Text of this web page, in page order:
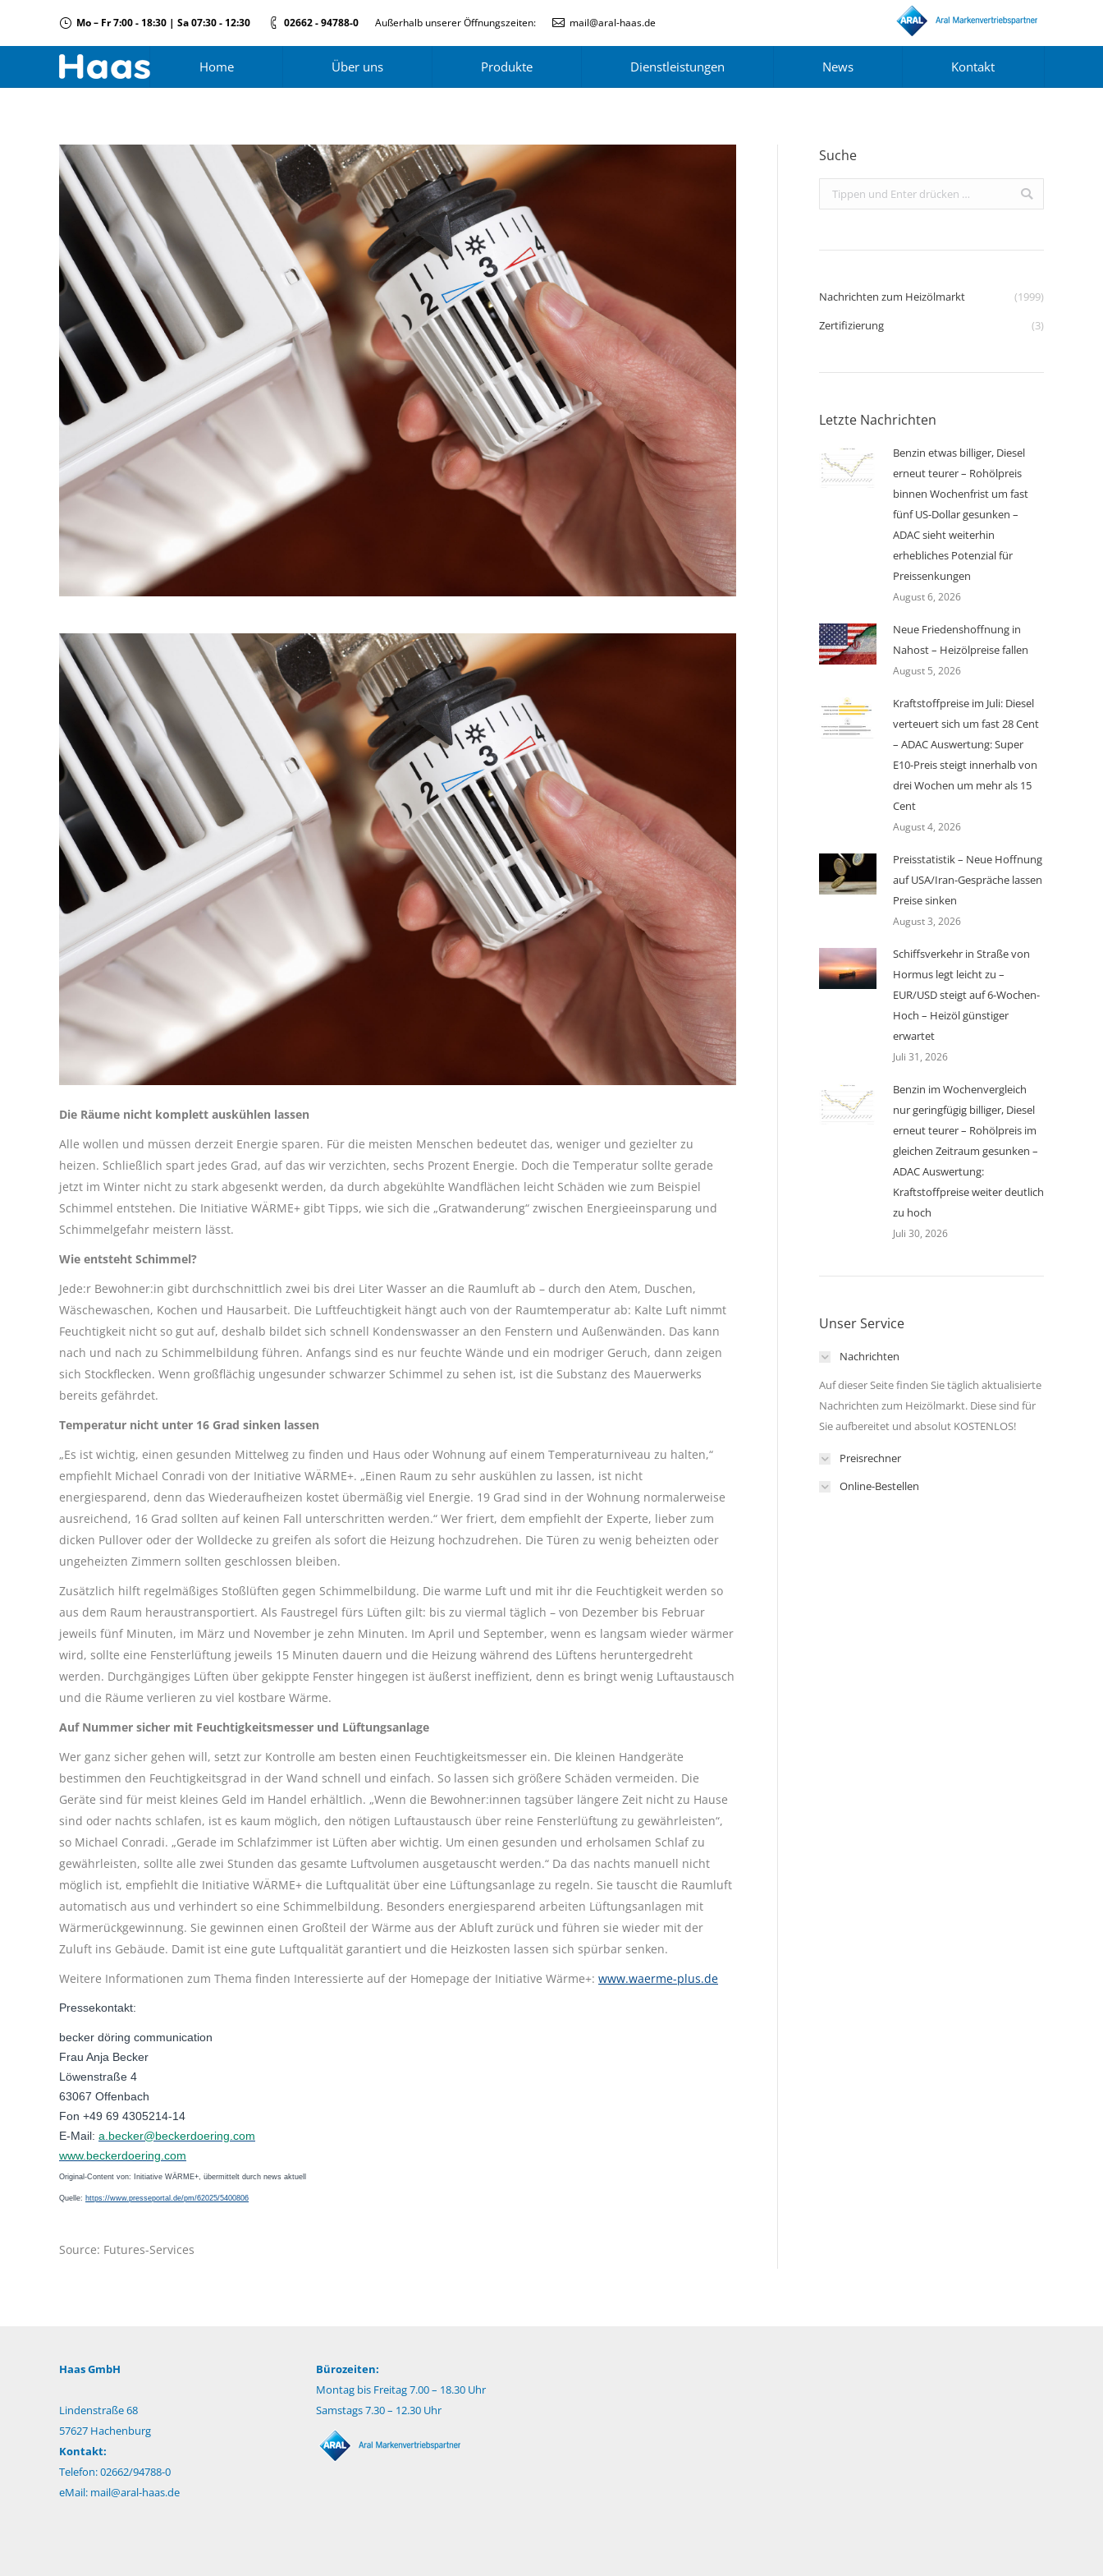
Mo – Fr 7:00 - 18:30 | Sa 07:30 - 12:30 02662 - 94788-0 Außerhalb unserer Öffnungszeiten: mail@aral-haas.de
Home Über uns Produkte Dienstleistungen News Kontakt
Die Räume nicht komplett auskühlen lassen
Alle wollen und müssen derzeit Energie sparen. Für die meisten Menschen bedeutet das, weniger und gezielter zu
heizen. Schließlich spart jedes Grad, auf das wir verzichten, sechs Prozent Energie. Doch die Temperatur sollte gerade
jetzt im Winter nicht zu stark abgesenkt werden, da durch abgekühlte Wandflächen leicht Schäden wie zum Beispiel
Schimmel entstehen. Die Initiative WÄRME+ gibt Tipps, wie sich die „Gratwanderung“ zwischen Energieeinsparung und
Schimmelgefahr meistern lässt.
Wie entsteht Schimmel?
Jede:r Bewohner:in gibt durchschnittlich zwei bis drei Liter Wasser an die Raumluft ab – durch den Atem, Duschen,
Wäschewaschen, Kochen und Hausarbeit. Die Luftfeuchtigkeit hängt auch von der Raumtemperatur ab: Kalte Luft nimmt
Feuchtigkeit nicht so gut auf, deshalb bildet sich schnell Kondenswasser an den Fenstern und Außenwänden. Das kann
nach und nach zu Schimmelbildung führen. Anfangs sind es nur feuchte Wände und ein modriger Geruch, dann zeigen
sich Stockflecken. Wenn großflächig ungesunder schwarzer Schimmel zu sehen ist, ist die Substanz des Mauerwerks
bereits gefährdet.
Temperatur nicht unter 16 Grad sinken lassen
„Es ist wichtig, einen gesunden Mittelweg zu finden und Haus oder Wohnung auf einem Temperaturniveau zu halten,“
empfiehlt Michael Conradi von der Initiative WÄRME+. „Einen Raum zu sehr auskühlen zu lassen, ist nicht
energiesparend, denn das Wiederaufheizen kostet übermäßig viel Energie. 19 Grad sind in der Wohnung normalerweise
ausreichend, 16 Grad sollten auf keinen Fall unterschritten werden.“ Wer friert, dem empfiehlt der Experte, lieber zum
dicken Pullover oder der Wolldecke zu greifen als sofort die Heizung hochzudrehen. Die Türen zu wenig beheizten oder
ungeheizten Zimmern sollten geschlossen bleiben.
Zusätzlich hilft regelmäßiges Stoßlüften gegen Schimmelbildung. Die warme Luft und mit ihr die Feuchtigkeit werden so
aus dem Raum heraustransportiert. Als Faustregel fürs Lüften gilt: bis zu viermal täglich – von Dezember bis Februar
jeweils fünf Minuten, im März und November je zehn Minuten. Im April und September, wenn es langsam wieder wärmer
wird, sollte eine Fensterlüftung jeweils 15 Minuten dauern und die Heizung während des Lüftens heruntergedreht
werden. Durchgängiges Lüften über gekippte Fenster hingegen ist äußerst ineffizient, denn es bringt wenig Luftaustausch
und die Räume verlieren zu viel kostbare Wärme.
Auf Nummer sicher mit Feuchtigkeitsmesser und Lüftungsanlage
Wer ganz sicher gehen will, setzt zur Kontrolle am besten einen Feuchtigkeitsmesser ein. Die kleinen Handgeräte
bestimmen den Feuchtigkeitsgrad in der Wand schnell und einfach. So lassen sich größere Schäden vermeiden. Die
Geräte sind für meist kleines Geld im Handel erhältlich. „Wenn die Bewohner:innen tagsüber längere Zeit nicht zu Hause
sind oder nachts schlafen, ist es kaum möglich, den nötigen Luftaustausch über reine Fensterlüftung zu gewährleisten“,
so Michael Conradi. „Gerade im Schlafzimmer ist Lüften aber wichtig. Um einen gesunden und erholsamen Schlaf zu
gewährleisten, sollte alle zwei Stunden das gesamte Luftvolumen ausgetauscht werden.“ Da das nachts manuell nicht
möglich ist, empfiehlt die Initiative WÄRME+ die Luftqualität über eine Lüftungsanlage zu regeln. Sie tauscht die Raumluft
automatisch aus und verhindert so eine Schimmelbildung. Besonders energiesparend arbeiten Lüftungsanlagen mit
Wärmerückgewinnung. Sie gewinnen einen Großteil der Wärme aus der Abluft zurück und führen sie wieder mit der
Zuluft ins Gebäude. Damit ist eine gute Luftqualität garantiert und die Heizkosten lassen sich spürbar senken.
Weitere Informationen zum Thema finden Interessierte auf der Homepage der Initiative Wärme+: www.waerme-plus.de
Pressekontakt:
becker döring communication
Frau Anja Becker
Löwenstraße 4
63067 Offenbach
Fon +49 69 4305214-14
E-Mail: a.becker@beckerdoering.com
www.beckerdoering.com
Original-Content von: Initiative WÄRME+, übermittelt durch news aktuell
Quelle: https://www.presseportal.de/pm/62025/5400806
Source: Futures-Services
Suche
Search:
Nachrichten zum Heizölmarkt
(1999)
Zertifizierung
(3)
Letzte Nachrichten
Benzin etwas billiger, Diesel
erneut teurer – Rohölpreis
binnen Wochenfrist um fast
fünf US-Dollar gesunken –
ADAC sieht weiterhin
erhebliches Potenzial für
Preissenkungen
August 6, 2026
Neue Friedenshoffnung in
Nahost – Heizölpreise fallen
August 5, 2026
Kraftstoffpreise im Juli: Diesel
verteuert sich um fast 28 Cent
– ADAC Auswertung: Super
E10-Preis steigt innerhalb von
drei Wochen um mehr als 15
Cent
August 4, 2026
Preisstatistik – Neue Hoffnung
auf USA/Iran-Gespräche lassen
Preise sinken
August 3, 2026
Schiffsverkehr in Straße von
Hormus legt leicht zu –
EUR/USD steigt auf 6-Wochen-
Hoch – Heizöl günstiger
erwartet
Juli 31, 2026
Benzin im Wochenvergleich
nur geringfügig billiger, Diesel
erneut teurer – Rohölpreis im
gleichen Zeitraum gesunken –
ADAC Auswertung:
Kraftstoffpreise weiter deutlich
zu hoch
Juli 30, 2026
Unser Service
Nachrichten
Auf dieser Seite finden Sie täglich aktualisierte
Nachrichten zum Heizölmarkt. Diese sind für
Sie aufbereitet und absolut KOSTENLOS!
Preisrechner
Online-Bestellen
Haas GmbH
Lindenstraße 68
57627 Hachenburg
Kontakt:
Telefon: 02662/94788-0
eMail: mail@aral-haas.de
Bürozeiten:
Montag bis Freitag 7.00 – 18.30 Uhr
Samstags 7.30 – 12.30 Uhr